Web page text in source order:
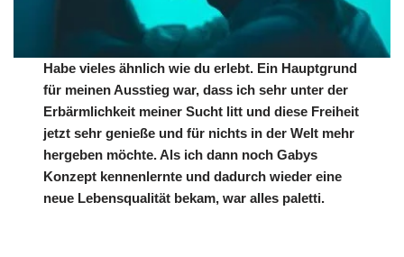
Habe vieles ähnlich wie du erlebt. Ein Hauptgrund
für meinen Ausstieg war, dass ich sehr unter der
Erbärmlichkeit meiner Sucht litt und diese Freiheit
jetzt sehr genieße und für nichts in der Welt mehr
hergeben möchte. Als ich dann noch Gabys
Konzept kennenlernte und dadurch wieder eine
neue Lebensqualität bekam, war alles paletti.